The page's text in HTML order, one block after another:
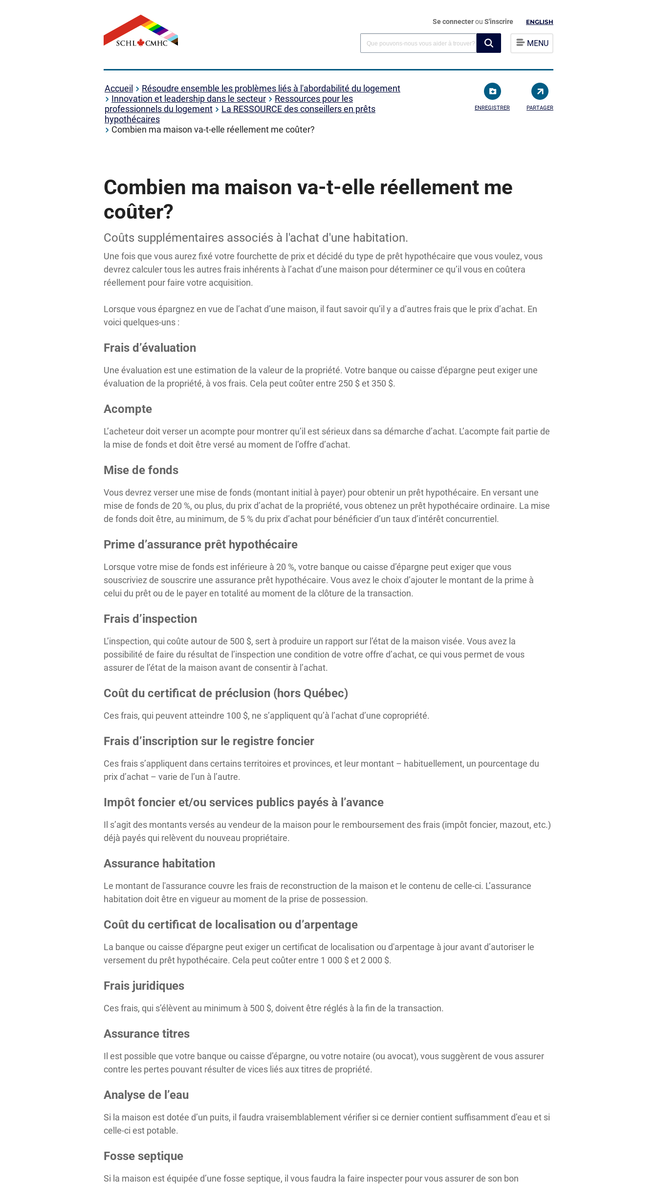
Se connecterou S'inscrire ENGLISH
MENU
Accueil
Résoudre ensemble les problèmes liés à l'abordabilité du logement
Innovation et leadership dans le secteur
Ressources pour les
professionnels du logement
La RESSOURCE des conseillers en prêts
hypothécaires
Combien ma maison va-t-elle réellement me coûter?
ENREGISTRER PARTAGER
Combien ma maison va-t-elle réellement me
coûter?
Coûts supplémentaires associés à l'achat d'une habitation.
Une fois que vous aurez fixé votre fourchette de prix et décidé du type de prêt hypothécaire que vous voulez, vous
devrez calculer tous les autres frais inhérents à l’achat d’une maison pour déterminer ce qu’il vous en coûtera
réellement pour faire votre acquisition.
Lorsque vous épargnez en vue de l’achat d’une maison, il faut savoir qu’il y a d’autres frais que le prix d’achat. En
voici quelques-uns :
Frais d’évaluation
Une évaluation est une estimation de la valeur de la propriété. Votre banque ou caisse d'épargne peut exiger une
évaluation de la propriété, à vos frais. Cela peut coûter entre 250 $ et 350 $.
Acompte
L’acheteur doit verser un acompte pour montrer qu’il est sérieux dans sa démarche d’achat. L’acompte fait partie de
la mise de fonds et doit être versé au moment de l’offre d’achat.
Mise de fonds
Vous devrez verser une mise de fonds (montant initial à payer) pour obtenir un prêt hypothécaire. En versant une
mise de fonds de 20 %, ou plus, du prix d’achat de la propriété, vous obtenez un prêt hypothécaire ordinaire. La mise
de fonds doit être, au minimum, de 5 % du prix d’achat pour bénéficier d’un taux d’intérêt concurrentiel.
Prime d’assurance prêt hypothécaire
Lorsque votre mise de fonds est inférieure à 20 %, votre banque ou caisse d’épargne peut exiger que vous
souscriviez de souscrire une assurance prêt hypothécaire. Vous avez le choix d’ajouter le montant de la prime à
celui du prêt ou de le payer en totalité au moment de la clôture de la transaction.
Frais d’inspection
L’inspection, qui coûte autour de 500 $, sert à produire un rapport sur l’état de la maison visée. Vous avez la
possibilité de faire du résultat de l’inspection une condition de votre offre d’achat, ce qui vous permet de vous
assurer de l’état de la maison avant de consentir à l’achat.
Coût du certificat de préclusion (hors Québec)
Ces frais, qui peuvent atteindre 100 $, ne s’appliquent qu’à l’achat d’une copropriété.
Frais d’inscription sur le registre foncier
Ces frais s’appliquent dans certains territoires et provinces, et leur montant – habituellement, un pourcentage du
prix d’achat – varie de l’un à l’autre.
Impôt foncier et/ou services publics payés à l’avance
Il s’agit des montants versés au vendeur de la maison pour le remboursement des frais (impôt foncier, mazout, etc.)
déjà payés qui relèvent du nouveau propriétaire.
Assurance habitation
Le montant de l'assurance couvre les frais de reconstruction de la maison et le contenu de celle-ci. L’assurance
habitation doit être en vigueur au moment de la prise de possession.
Coût du certificat de localisation ou d’arpentage
La banque ou caisse d'épargne peut exiger un certificat de localisation ou d'arpentage à jour avant d’autoriser le
versement du prêt hypothécaire. Cela peut coûter entre 1 000 $ et 2 000 $.
Frais juridiques
Ces frais, qui s’élèvent au minimum à 500 $, doivent être réglés à la fin de la transaction.
Assurance titres
Il est possible que votre banque ou caisse d’épargne, ou votre notaire (ou avocat), vous suggèrent de vous assurer
contre les pertes pouvant résulter de vices liés aux titres de propriété.
Analyse de l’eau
Si la maison est dotée d’un puits, il faudra vraisemblablement vérifier si ce dernier contient suffisamment d’eau et si
celle-ci est potable.
Fosse septique
Si la maison est équipée d’une fosse septique, il vous faudra la faire inspecter pour vous assurer de son bon